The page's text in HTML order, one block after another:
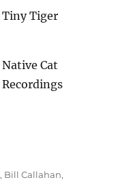
Tiny Tiger
Native Cat
Recordings
, Bill Callahan,